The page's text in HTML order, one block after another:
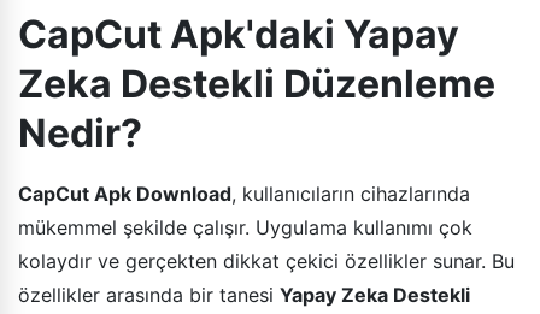
CapCut Apk'daki Yapay
Zeka Destekli Düzenleme
Nedir?
CapCut Apk Download, kullanıcıların cihazlarında
mükemmel şekilde çalışır. Uygulama kullanımı çok
kolaydır ve gerçekten dikkat çekici özellikler sunar. Bu
özellikler arasında bir tanesi Yapay Zeka Destekli